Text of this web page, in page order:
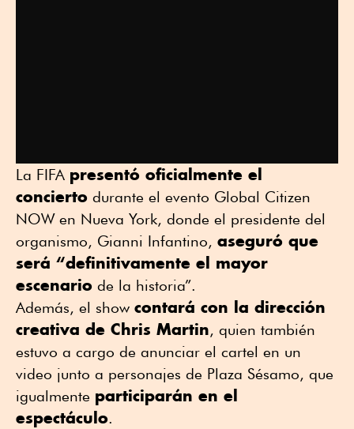
La FIFA presentó oficialmente el
concierto durante el evento Global Citizen
NOW en Nueva York, donde el presidente del
organismo, Gianni Infantino, aseguró que
será “definitivamente el mayor
escenario de la historia”.
Además, el show contará con la dirección
creativa de Chris Martin, quien también
estuvo a cargo de anunciar el cartel en un
video junto a personajes de Plaza Sésamo, que
igualmente participarán en el
espectáculo.